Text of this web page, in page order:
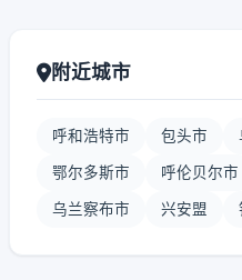
附近城市
呼和浩特市 包头市
鄂尔多斯市 呼伦贝尔市
乌兰察布市 兴安盟